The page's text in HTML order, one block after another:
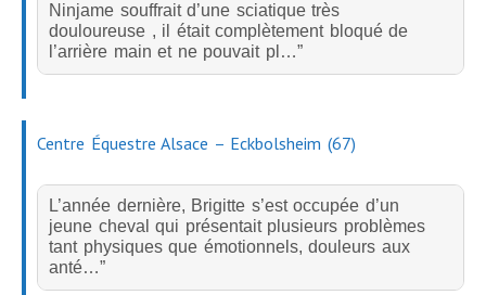
PRODUITS
TEMOIGNAGES
Témoignages – Les Chevaux
Témoignages – Chats – Chiens
Laissez votre témoignage
CONTACT
LIENS UTILES
Ninjame souffrait d’une sciatique très
douloureuse , il était complètement bloqué de
l’arrière main et ne pouvait pl…”
Centre Équestre Alsace – Eckbolsheim (67)
L’année dernière, Brigitte s’est occupée d’un
jeune cheval qui présentait plusieurs problèmes
tant physiques que émotionnels, douleurs aux
anté…”